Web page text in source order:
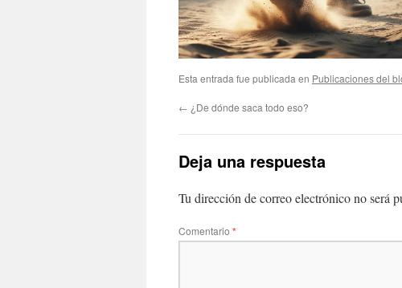
Esta entrada fue publicada en Publicaciones del
← ¿De dónde saca todo eso?
Deja una respuesta
Tu dirección de correo electrónico no será
Comentario *